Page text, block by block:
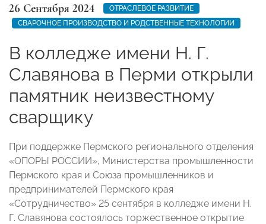
26 Сентября 2024
ОТРАСЛЕВОЕ РАЗВИТИЕ
СВАРОЧНОЕ ПРОИЗВОДСТВО И РОДСТВЕННЫЕ ТЕХНОЛОГИИ
В колледже имени Н. Г.
Славянова в Перми открыли
памятник неизвестному
сварщику
При поддержке Пермского регионального отделения
«ОПОРЫ РОССИИ», Министерства промышленности
Пермского края и Союза промышленников и
предпринимателей Пермского края
«Сотрудничество» 25 сентября в колледже имени Н.
Г. Славянова состоялось торжественное открытие